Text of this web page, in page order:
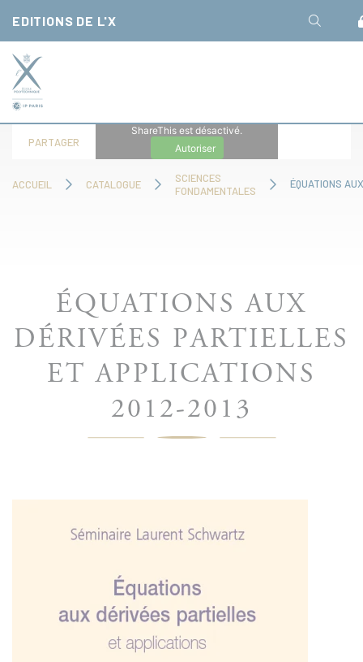
EDITIONS DE L'X
ACCUEIL CATALOGUE
SCIENCES
FONDAMENTALES
PARTAGER
ShareThis est désactivé.
Autoriser
ÉQUATIONS AUX
DÉRIVÉES PARTIELLES
ET APPLICATIONS
2012-2013